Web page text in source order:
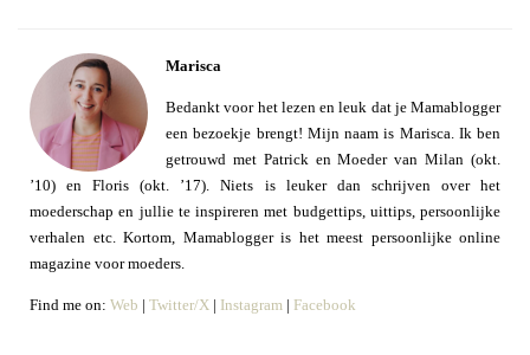
Marisca
Bedankt voor het lezen en leuk dat je Mamablogger
een bezoekje brengt! Mijn naam is Marisca. Ik ben
getrouwd met Patrick en Moeder van Milan (okt.
’10) en Floris (okt. ’17). Niets is leuker dan schrijven over het
moederschap en jullie te inspireren met budgettips, uittips, persoonlijke
verhalen etc. Kortom, Mamablogger is het meest persoonlijke online
magazine voor moeders.
Find me on: Web | Twitter/X | Instagram | Facebook